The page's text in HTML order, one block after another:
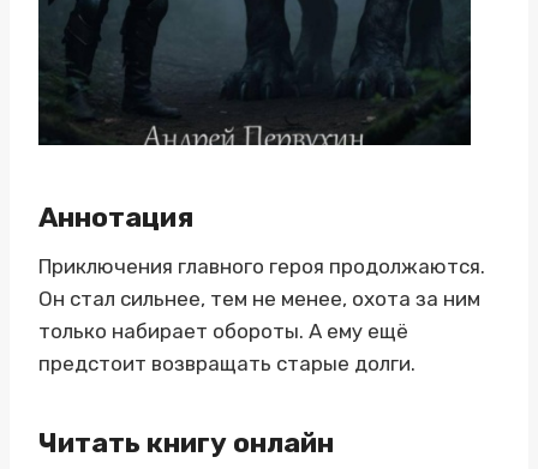
Аннотация
Приключения главного героя продолжаются.
Он стал сильнее, тем не менее, охота за ним
только набирает обороты. А ему ещё
предстоит возвращать старые долги.
Читать книгу онлайн